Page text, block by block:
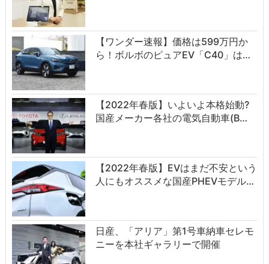
【ワンダー速報】価格は599万円か
ら！ボルボのピュアEV「C40」は…
【2022年春版】いよいよ本格始動?
国産メーカー各社の電気自動車(B…
【2022年春版】EVはまだ不安という
人にもオススメな国産PHEVモデル…
日産、「アリア」第1号車納車セレモ
ニーを本社ギャラリーで開催